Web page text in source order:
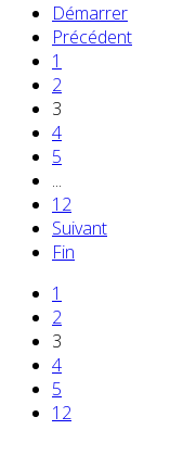
Démarrer
Précédent
1
2
3
4
5
...
12
Suivant
Fin
1
2
3
4
5
12